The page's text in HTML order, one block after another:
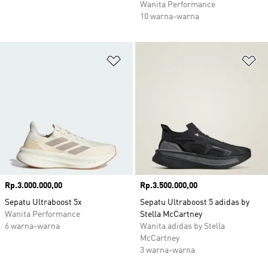
Wanita Performance
10 warna-warna
Harga
Rp.3.000.000,00
Sepatu Ultraboost 5x
Wanita Performance
6 warna-warna
Harga
Rp.3.500.000,00
Sepatu Ultraboost 5 adidas by
Stella McCartney
Wanita adidas by Stella
McCartney
3 warna-warna